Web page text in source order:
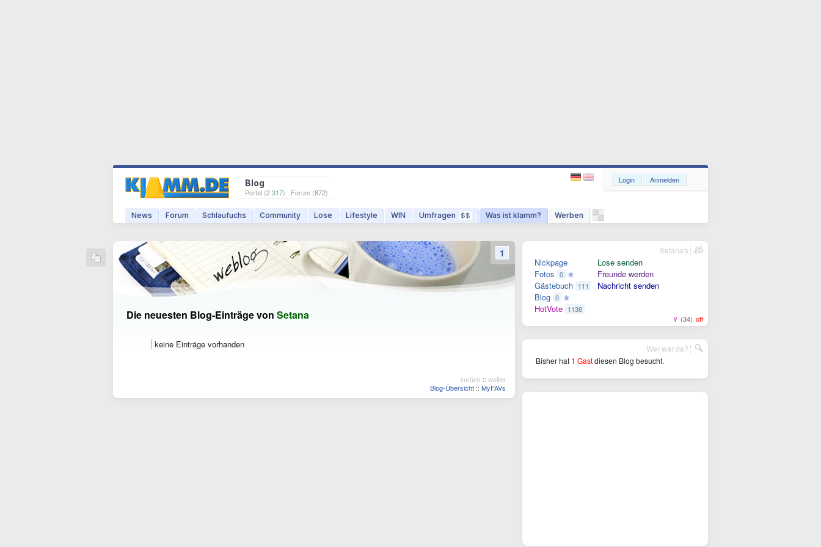
Blog
Portal (2.317) · Forum (872)
News Forum Schlaufuchs Community Lose Lifestyle WIN Umfragen $$ Was ist klamm? Werben
Login Anmelden
Die neuesten Blog-Einträge von Setana
keine Einträge vorhanden
zurück :: weiter
Blog-Übersicht :: MyFAVs
1
Nickpage
Fotos 0
Gästebuch 111
Blog 0
HotVote 1138
Lose senden
Freunde werden
Nachricht senden
(34) off
Setana's
Bisher hat 1 Gastdiesen Blog besucht.
Wer war da?